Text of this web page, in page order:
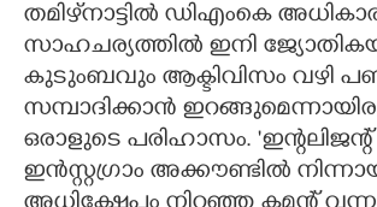
തമിഴ്‌നാട്ടിൽ ഡിഎംകെ
സാഹചര്യത്തിൽ ഇനി
കുടുംബവും ആക്ടിവിസം വഴി
സമ്പാദിക്കാൻ
ഒരാളുടെ പരിഹാസം.
ഇൻസ്റ്റഗ്രാം അക്കൗണ്ടിൽ